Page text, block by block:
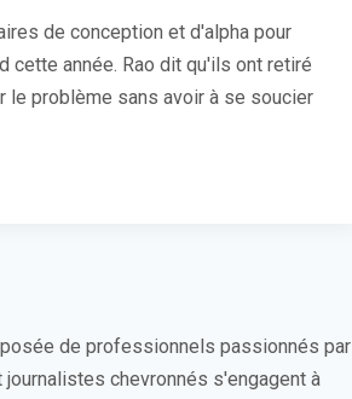
de conception et d'alpha pour
cette année. Rao dit qu'ils ont retiré
le problème sans avoir à se soucier
de professionnels passionnés par
chevronnés s'engagent à